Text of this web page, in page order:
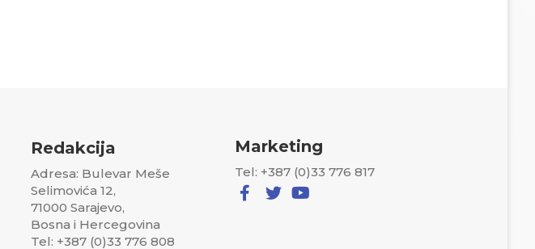
Redakcija
Adresa: Bulevar Meše
Selimovića 12,
71000 Sarajevo,
Bosna i Hercegovina
Tel: +387 (0)33 776 808
Marketing
Tel: +387 (0)33 776 817